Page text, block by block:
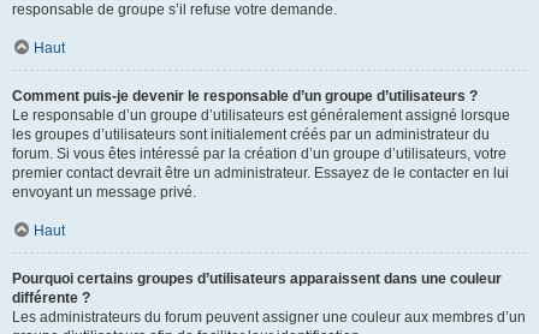
responsable de groupe s’il refuse votre demande.
Haut
Comment puis-je devenir le responsable d’un groupe d’utilisateurs ?
Le responsable d’un groupe d’utilisateurs est généralement assigné lorsque
les groupes d’utilisateurs sont initialement créés par un administrateur du
forum. Si vous êtes intéressé par la création d’un groupe d’utilisateurs, votre
premier contact devrait être un administrateur. Essayez de le contacter en lui
envoyant un message privé.
Haut
Pourquoi certains groupes d’utilisateurs apparaissent dans une couleur
différente ?
Les administrateurs du forum peuvent assigner une couleur aux membres d’un